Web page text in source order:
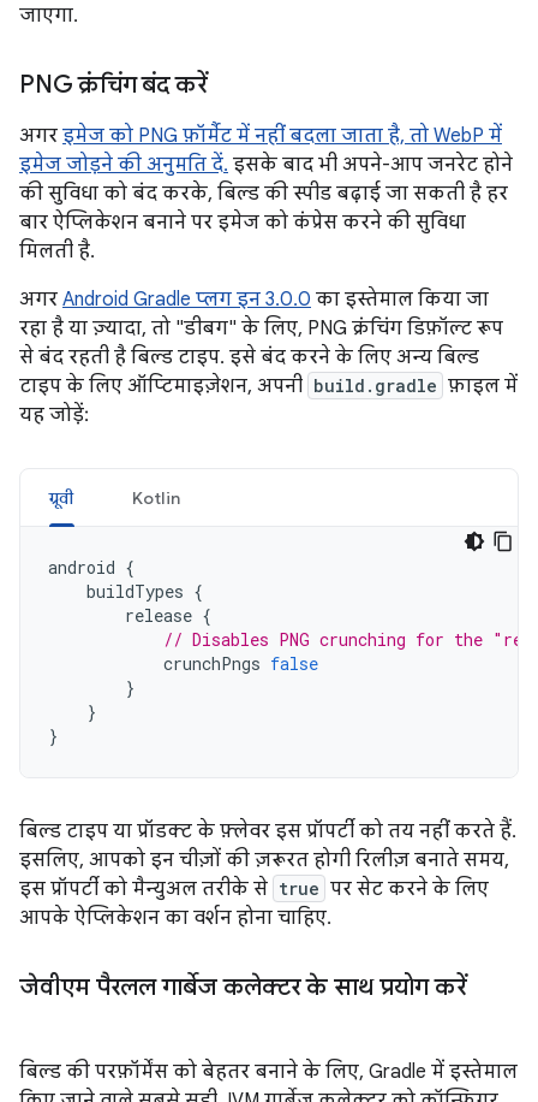
जाएगा.
PNG क्रंचिंग बंद करें
अगर इमेज को PNG फ़ॉर्मैट में नहीं बदला जाता है, तो WebP में
इमेज जोड़ने की अनुमति दें. इसके बाद भी अपने-आप जनरेट होने
की सुविधा को बंद करके, बिल्ड की स्पीड बढ़ाई जा सकती है हर
बार ऐप्लिकेशन बनाने पर इमेज को कंप्रेस करने की सुविधा
मिलती है.
अगर Android Gradle प्लग इन 3.0.0 का इस्तेमाल किया जा
रहा है या ज़्यादा, तो "डीबग" के लिए, PNG क्रंचिंग डिफ़ॉल्ट रूप
से बंद रहती है बिल्ड टाइप. इसे बंद करने के लिए अन्य बिल्ड
टाइप के लिए ऑप्टिमाइज़ेशन, अपनी build.gradle फ़ाइल में
यह जोड़ें:
ग्रूवी Kotlin
android {
buildTypes {
release {
// Disables PNG crunching for the
crunchPngs false
}
}
}
बिल्ड टाइप या प्रॉडक्ट के फ़्लेवर इस प्रॉपर्टी को तय नहीं करते हैं.
इसलिए, आपको इन चीज़ों की ज़रूरत होगी रिलीज़ बनाते समय,
इस प्रॉपर्टी को मैन्युअल तरीके से true पर सेट करने के लिए
आपके ऐप्लिकेशन का वर्शन होना चाहिए.
जेवीएम पैरलल गार्बेज कलेक्टर के साथ प्रयोग करें
बिल्ड की परफ़ॉर्मेंस को बेहतर बनाने के लिए, Gradle में इस्तेमाल